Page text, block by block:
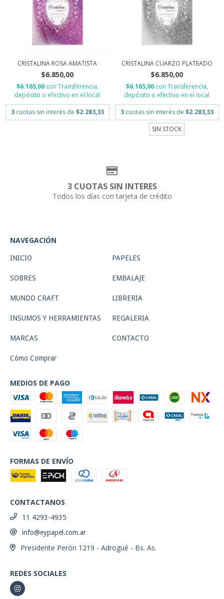
CRISTALINA ROSA AMATISTA
$6.850,00
$6.165,00 con Transferencia,
depósito o efectivo en el local
3 cuotas sin interés de $2.283,33
CRISTALINA CUARZO PLATEADO
$6.850,00
$6.165,00 con Transferencia,
depósito o efectivo en el local
3 cuotas sin interés de $2.283,33
SIN STOCK
3 CUOTAS SIN INTERES
Todos los días con tarjeta de crédito
NAVEGACIÓN
INICIO PAPELES
SOBRES EMBALAJE
MUNDO CRAFT LIBRERIA
INSUMOS Y HERRAMIENTAS REGALERIA
MARCAS CONTACTO
Cómo Comprar
MEDIOS DE PAGO
FORMAS DE ENVÍO
CONTACTANOS
11 4293-4935
info@eypapel.com.ar
Presidente Perón 1219 - Adrogué - Bs. As.
REDES SOCIALES